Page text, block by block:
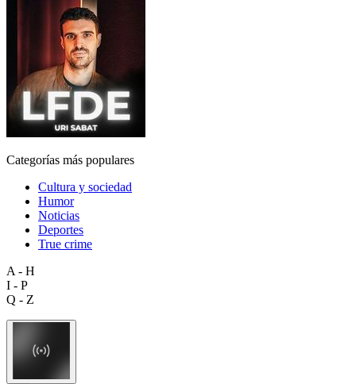
Categorías más populares
Cultura y sociedad
Humor
Noticias
Deportes
True crime
A - H
I - P
Q - Z